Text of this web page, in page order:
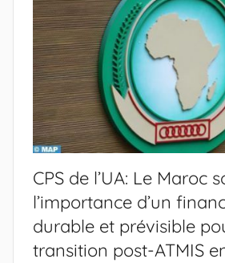
CPS de l’UA: Le Maroc
l’importance d’un
durable et prévisible
transition post-ATMIS